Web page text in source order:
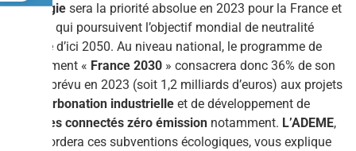
L’écologie sera la priorité absolue en 2023 pour la France et
l’Europe qui poursuivent l’objectif mondial de neutralité
carbone d’ici 2050. Au niveau national, le programme de
financement « France 2030 » consacrera donc 36% de son
budget prévu en 2023 (soit 1,2 milliards d’euros) aux projets
décarbonation industrielle et de développement de
véhicules connectés zéro émission notamment. L’ADEME,
qui accordera ces subventions écologiques, vous explique